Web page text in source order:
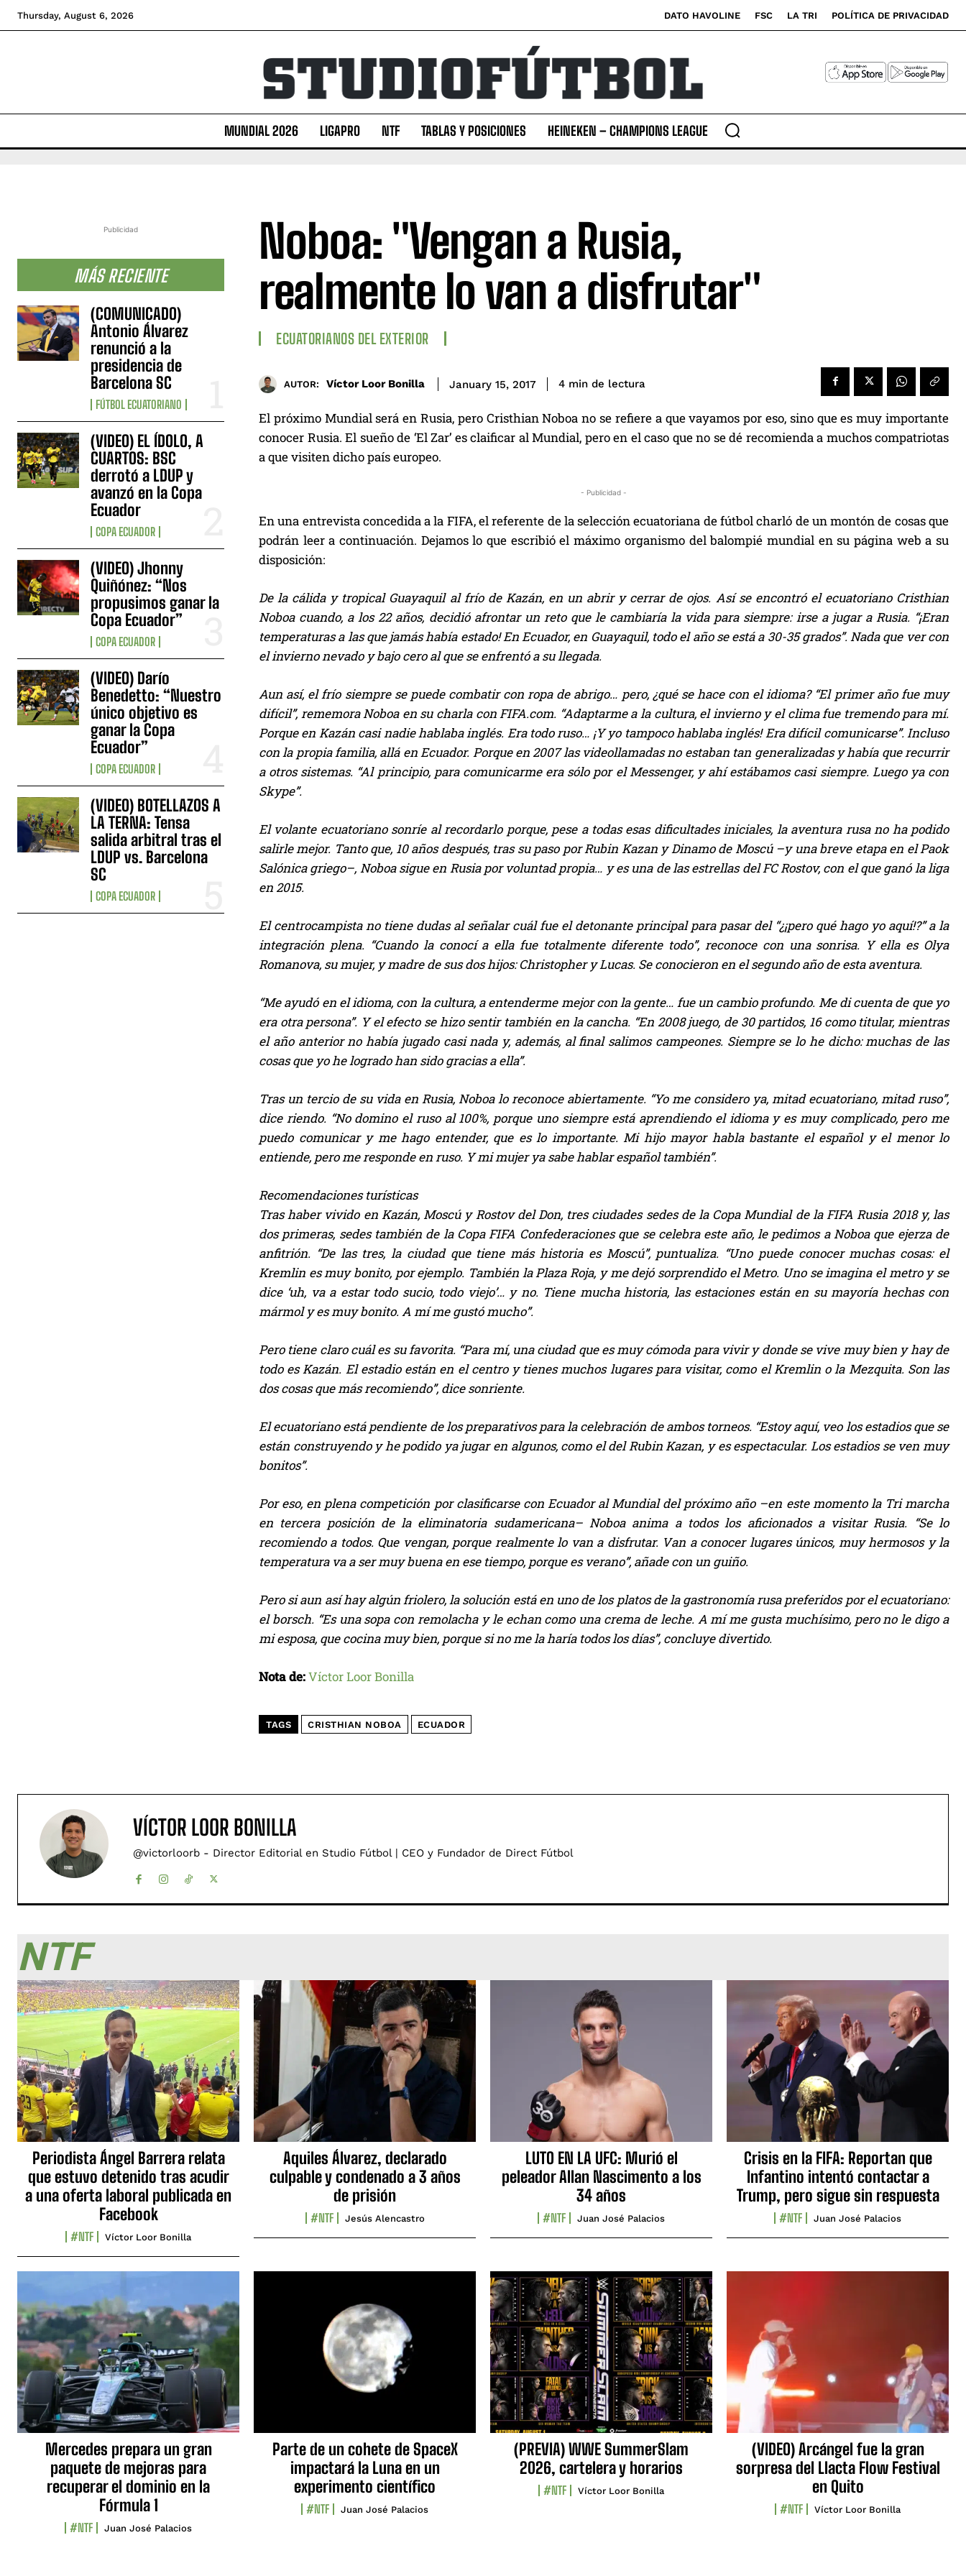
Thursday, August 6, 2026 DATO HAVOLINE FSC LA TRI POLÍTICA DE PRIVACIDAD
MUNDIAL 2026 LIGAPRO NTF TABLAS Y POSICIONES HEINEKEN – CHAMPIONS LEAGUE
Publicidad
MÁS RECIENTE
(COMUNICADO)
Antonio Álvarez
renunció a la
presidencia de
Barcelona SC
FÚTBOL ECUATORIANO
(VIDEO) EL ÍDOLO, A
CUARTOS: BSC
derrotó a LDUP y
avanzó en la Copa
Ecuador
COPA ECUADOR
(VIDEO) Jhonny
Quiñónez: “Nos
propusimos ganar la
Copa Ecuador”
COPA ECUADOR
(VIDEO) Darío
Benedetto: “Nuestro
único objetivo es
ganar la Copa
Ecuador”
COPA ECUADOR
(VIDEO) BOTELLAZOS A
LA TERNA: Tensa
salida arbitral tras el
LDUP vs. Barcelona
SC
COPA ECUADOR
Noboa: "Vengan a Rusia,
realmente lo van a disfrutar"
ECUATORIANOS DEL EXTERIOR
AUTOR: Víctor Loor Bonilla January 15, 2017 4 min de lectura
El próximo Mundial será en Rusia, pero Cristhian Noboa no se refiere a que vayamos por eso, sino que es muy importante
conocer Rusia. El sueño de ‘El Zar’ es claificar al Mundial, pero en el caso que no se dé recomienda a muchos compatriotas
a que visiten dicho país europeo.
- Publicidad -
En una entrevista concedida a la FIFA, el referente de la selección ecuatoriana de fútbol charló de un montón de cosas que
podrán leer a continuación. Dejamos lo que escribió el máximo organismo del balompié mundial en su página web a su
disposición:
De la cálida y tropical Guayaquil al frío de Kazán, en un abrir y cerrar de ojos. Así se encontró el ecuatoriano Cristhian
Noboa cuando, a los 22 años, decidió afrontar un reto que le cambiaría la vida para siempre: irse a jugar a Rusia. “¡Eran
temperaturas a las que jamás había estado! En Ecuador, en Guayaquil, todo el año se está a 30-35 grados”. Nada que ver con
el invierno nevado y bajo cero al que se enfrentó a su llegada.
Aun así, el frío siempre se puede combatir con ropa de abrigo… pero, ¿qué se hace con el idioma? “El primer año fue muy
difícil”, rememora Noboa en su charla con FIFA.com. “Adaptarme a la cultura, el invierno y el clima fue tremendo para mí.
Porque en Kazán casi nadie hablaba inglés. Era todo ruso… ¡Y yo tampoco hablaba inglés! Era difícil comunicarse”. Incluso
con la propia familia, allá en Ecuador. Porque en 2007 las videollamadas no estaban tan generalizadas y había que recurrir
a otros sistemas. “Al principio, para comunicarme era sólo por el Messenger, y ahí estábamos casi siempre. Luego ya con
Skype”.
El volante ecuatoriano sonríe al recordarlo porque, pese a todas esas dificultades iniciales, la aventura rusa no ha podido
salirle mejor. Tanto que, 10 años después, tras su paso por Rubin Kazan y Dinamo de Moscú –y una breve etapa en el Paok
Salónica griego–, Noboa sigue en Rusia por voluntad propia… y es una de las estrellas del FC Rostov, con el que ganó la liga
en 2015.
El centrocampista no tiene dudas al señalar cuál fue el detonante principal para pasar del “¿¡pero qué hago yo aquí!?” a la
integración plena. “Cuando la conocí a ella fue totalmente diferente todo”, reconoce con una sonrisa. Y ella es Olya
Romanova, su mujer, y madre de sus dos hijos: Christopher y Lucas. Se conocieron en el segundo año de esta aventura.
“Me ayudó en el idioma, con la cultura, a entenderme mejor con la gente… fue un cambio profundo. Me di cuenta de que yo
era otra persona”. Y el efecto se hizo sentir también en la cancha. “En 2008 juego, de 30 partidos, 16 como titular, mientras
el año anterior no había jugado casi nada y, además, al final salimos campeones. Siempre se lo he dicho: muchas de las
cosas que yo he logrado han sido gracias a ella”.
Tras un tercio de su vida en Rusia, Noboa lo reconoce abiertamente. “Yo me considero ya, mitad ecuatoriano, mitad ruso”,
dice riendo. “No domino el ruso al 100%, porque uno siempre está aprendiendo el idioma y es muy complicado, pero me
puedo comunicar y me hago entender, que es lo importante. Mi hijo mayor habla bastante el español y el menor lo
entiende, pero me responde en ruso. Y mi mujer ya sabe hablar español también”.
Recomendaciones turísticas
Tras haber vivido en Kazán, Moscú y Rostov del Don, tres ciudades sedes de la Copa Mundial de la FIFA Rusia 2018 y, las
dos primeras, sedes también de la Copa FIFA Confederaciones que se celebra este año, le pedimos a Noboa que ejerza de
anfitrión. “De las tres, la ciudad que tiene más historia es Moscú”, puntualiza. “Uno puede conocer muchas cosas: el
Kremlin es muy bonito, por ejemplo. También la Plaza Roja, y me dejó sorprendido el Metro. Uno se imagina el metro y se
dice ‘uh, va a estar todo sucio, todo viejo’… y no. Tiene mucha historia, las estaciones están en su mayoría hechas con
mármol y es muy bonito. A mí me gustó mucho”.
Pero tiene claro cuál es su favorita. “Para mí, una ciudad que es muy cómoda para vivir y donde se vive muy bien y hay de
todo es Kazán. El estadio están en el centro y tienes muchos lugares para visitar, como el Kremlin o la Mezquita. Son las
dos cosas que más recomiendo”, dice sonriente.
El ecuatoriano está pendiente de los preparativos para la celebración de ambos torneos. “Estoy aquí, veo los estadios que se
están construyendo y he podido ya jugar en algunos, como el del Rubin Kazan, y es espectacular. Los estadios se ven muy
bonitos”.
Por eso, en plena competición por clasificarse con Ecuador al Mundial del próximo año –en este momento la Tri marcha
en tercera posición de la eliminatoria sudamericana– Noboa anima a todos los aficionados a visitar Rusia. “Se lo
recomiendo a todos. Que vengan, porque realmente lo van a disfrutar. Van a conocer lugares únicos, muy hermosos y la
temperatura va a ser muy buena en ese tiempo, porque es verano”, añade con un guiño.
Pero si aun así hay algún friolero, la solución está en uno de los platos de la gastronomía rusa preferidos por el ecuatoriano:
el borsch. “Es una sopa con remolacha y le echan como una crema de leche. A mí me gusta muchísimo, pero no le digo a
mi esposa, que cocina muy bien, porque si no me la haría todos los días”, concluye divertido.
Nota de:Víctor Loor Bonilla
TAGS CRISTHIAN NOBOA ECUADOR
VÍCTOR LOOR BONILLA
@victorloorb - Director Editorial en Studio Fútbol | CEO y Fundador de Direct Fútbol
NTF
Periodista Ángel Barrera relata
que estuvo detenido tras acudir
a una oferta laboral publicada en
Facebook
#NTF Víctor Loor Bonilla
Aquiles Álvarez, declarado
culpable y condenado a 3 años
de prisión
#NTF Jesús Alencastro
LUTO EN LA UFC: Murió el
peleador Allan Nascimento a los
34 años
#NTF Juan José Palacios
Crisis en la FIFA: Reportan que
Infantino intentó contactar a
Trump, pero sigue sin respuesta
#NTF Juan José Palacios
Mercedes prepara un gran
paquete de mejoras para
recuperar el dominio en la
Fórmula 1
#NTF Juan José Palacios
Parte de un cohete de SpaceX
impactará la Luna en un
experimento científico
#NTF Juan José Palacios
(PREVIA) WWE SummerSlam
2026, cartelera y horarios
#NTF Víctor Loor Bonilla
(VIDEO) Arcángel fue la gran
sorpresa del Llacta Flow Festival
en Quito
#NTF Víctor Loor Bonilla